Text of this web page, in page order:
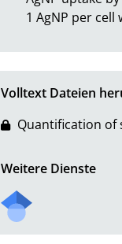
1 AgNP per
Volltext Dateien
Quantification of
Weitere Dienste